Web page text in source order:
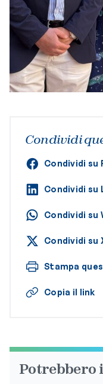
Condividi
Condividi su
Condividi su
Condividi su
Condividi su
Stampa
Copia il link
Potrebbero